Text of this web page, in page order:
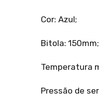
Cor: Azul;
Bitola: 150mm;
Temperatura
Pressão de